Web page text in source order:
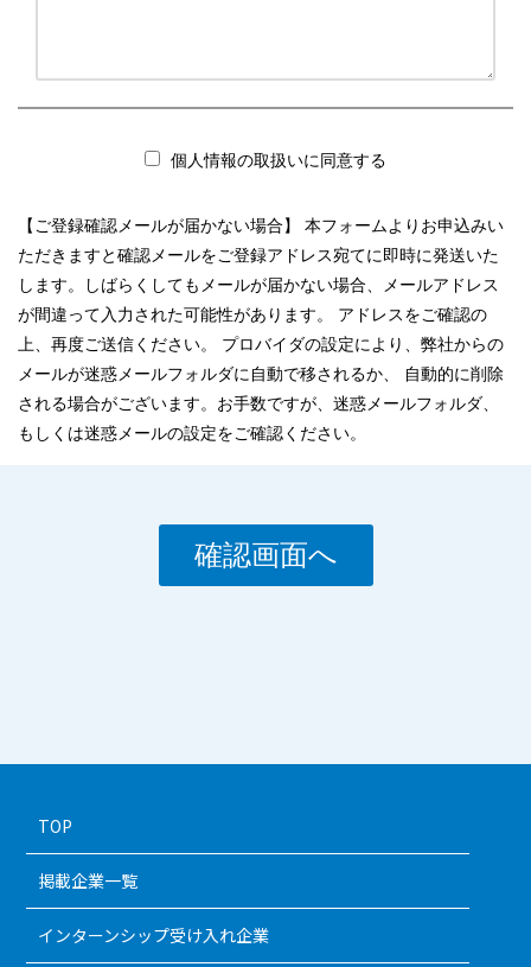
個人情報の取扱いに同意する
【ご登録確認メールが届かない場合】 本フォームよりお申込みい
ただきますと確認メールをご登録アドレス宛てに即時に発送いた
します。しばらくしてもメールが届かない場合、メールアドレス
が間違って入力された可能性があります。 アドレスをご確認の
上、再度ご送信ください。 プロバイダの設定により、弊社からの
メールが迷惑メールフォルダに自動で移されるか、 自動的に削除
される場合がございます。お手数ですが、迷惑メールフォルダ、
もしくは迷惑メールの設定をご確認ください。
TOP
掲載企業一覧
インターンシップ受け入れ企業